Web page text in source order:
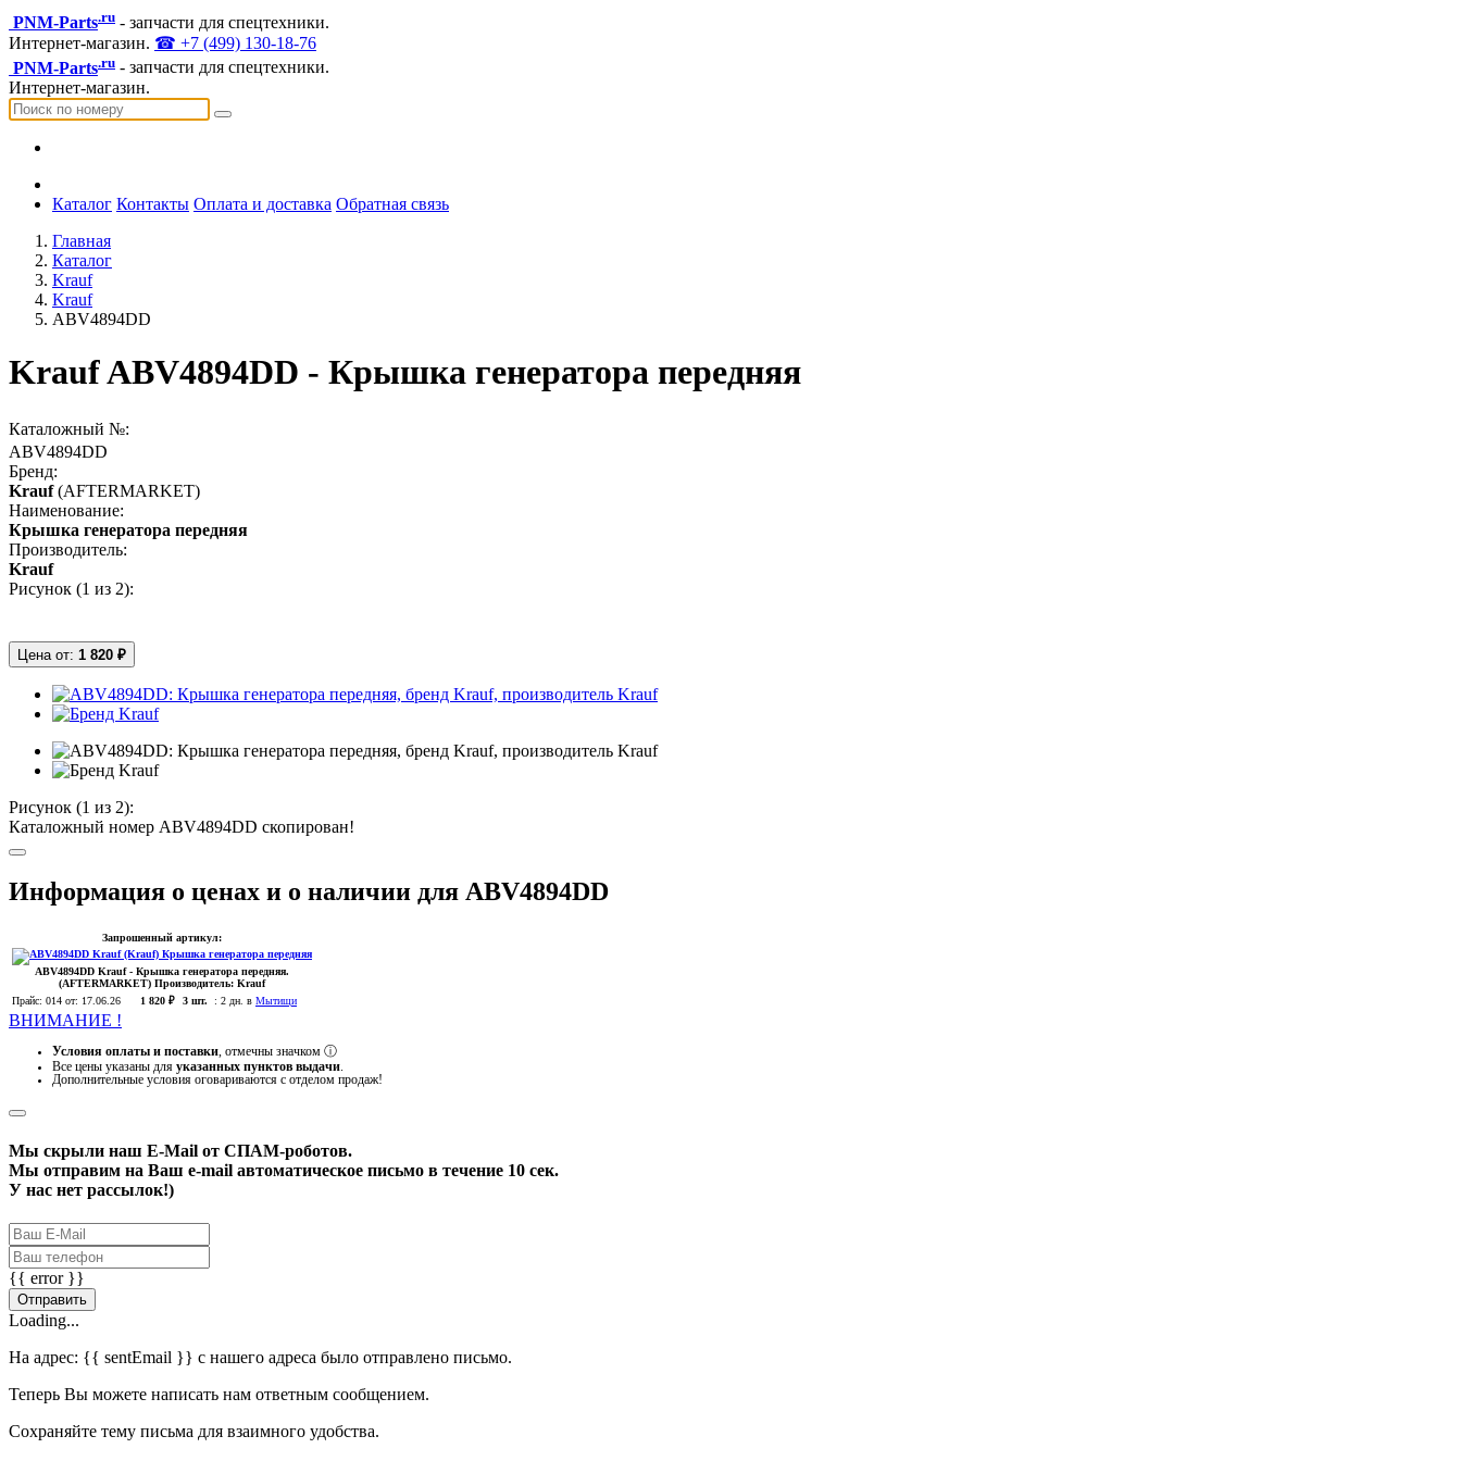
PNM-Parts.ru - запчасти для спецтехники.
Интернет-магазин. ☎ +7 (499) 130-18-76
PNM-Parts.ru - запчасти для спецтехники.
Интернет-магазин.
Каталог Контакты Оплата и доставка Обратная связь
Главная
Каталог
Krauf
Krauf
ABV4894DD
Krauf ABV4894DD - Крышка генератора передняя
Каталожный №:
ABV4894DD
Бренд:
Krauf (AFTERMARKET)
Наименование:
Крышка генератора передняя
Производитель:
Krauf
Рисунок (1 из 2):
Цена от: 1 820 ₽
Рисунок (1 из 2):
Каталожный номер ABV4894DD скопирован!
Информация о ценах и о наличии для ABV4894DD
Запрошенный артикул:
ABV4894DD Krauf- Крышка генератора передняя.
(AFTERMARKET) Производитель: Krauf
Прайс: 014 от: 17.06.26 1 820 ₽ 3 шт. : 2 дн. в Мытищи
ВНИМАНИЕ !
Условия оплаты и поставки , отмечны значком ⓘ
Все цены указаны для указанных пунктов выдачи
Дополнительные условия оговариваются с отделом продаж!
Мы скрыли наш E-Mail от СПАМ-роботов.
Мы отправим на Ваш e-mail автоматическое письмо в течение 10 сек.
У нас нет рассылок!)
{{ error }}
Отправить
Loading...
На адрес: {{ sentEmail }} с нашего адреса было отправлено письмо.
Теперь Вы можете написать нам ответным сообщением.
Сохраняйте тему письма для взаимного удобства.